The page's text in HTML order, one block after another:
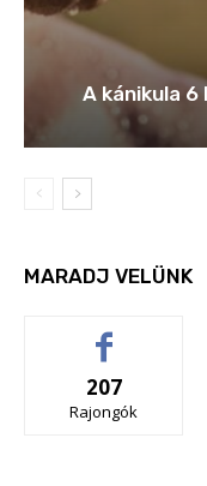
A kánikula 6
MARADJ VELÜNK
207
Rajongók